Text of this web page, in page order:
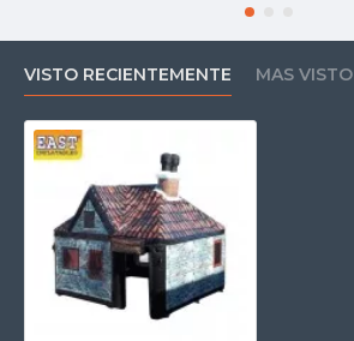
VISTO RECIENTEMENTE MAS VISTO